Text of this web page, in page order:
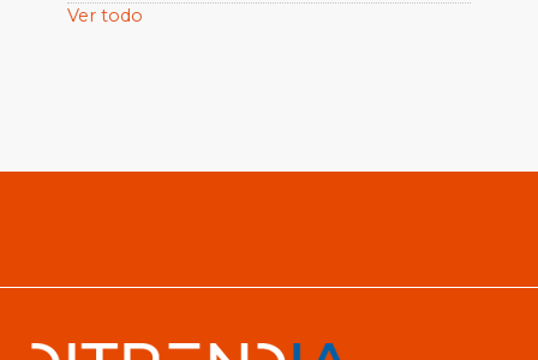
Ver todo